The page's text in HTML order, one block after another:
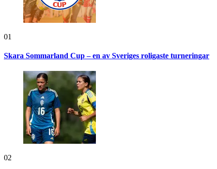
01
Skara Sommarland Cup – en av Sveriges roligaste turneringar
02